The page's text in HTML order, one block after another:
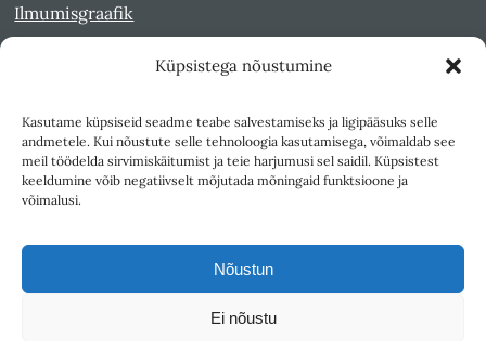
Küpsistega nõustumine
Kasutame küpsiseid seadme teabe salvestamiseks ja ligipääsuks selle
andmetele. Kui nõustute selle tehnoloogia kasutamisega, võimaldab see
meil töödelda sirvimiskäitumist ja teie harjumusi sel saidil. Küpsistest
keeldumine võib negatiivselt mõjutada mõningaid funktsioone ja
võimalusi.
Nõustun
Ei nõustu
Ilmumisgraafik
Kultuurileht 1994-1997
Reede 1989-1990
Sirp ja Vasar 1940-1989
Teksti- ja andmekaeve